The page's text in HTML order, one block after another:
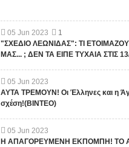
05 Jun 2023
1
"ΣΧΕΔΙΟ ΛΕΩΝΙΔΑΣ": ΤΙ
ΜΑΣ... ; ΔΕΝ ΤΑ ΕΙΠΕ ΤΥΧΑΙΑ ΣΤΙΣ
05 Jun 2023
ΑΥΤΑ ΤΡΕΜΟΥΝ! Οι Έλληνες και η
σχέση!(ΒΙΝΤΕΟ)
05 Jun 2023
Η ΑΠΑΓΟΡΕΥΜΕΝΗ ΕΚΠΟΜΠΗ! ΤΟ